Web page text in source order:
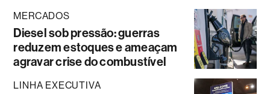
MERCADOS
Diesel sob pressão: guerras
reduzem estoques e ameaçam
agravar crise do combustível
LINHA EXECUTIVA